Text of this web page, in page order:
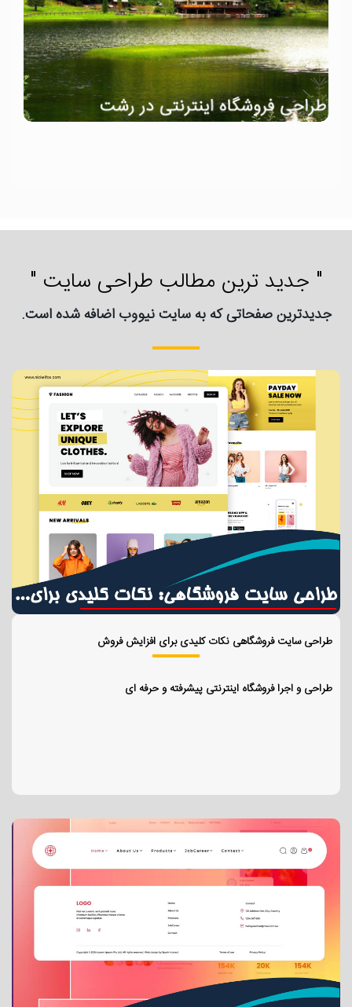
" جدید ترین مطالب طراحی سایت "
جدیدترین صفحاتی که به سایت نیووب اضافه شده است.
طراحی سایت فروشگاهی نکات کلیدی برای افزایش فروش
طراحی و اجرا فروشگاه اینترنتی پیشرفته و حرفه ای